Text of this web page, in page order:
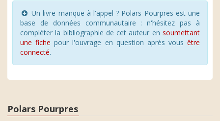
Un livre manque à l'appel ? Polars Pourpres est une
base de données communautaire : n'hésitez pas à
compléter la bibliographie de cet auteur en soumettant
une fiche pour l'ouvrage en question après vous être
connecté.
Polars Pourpres